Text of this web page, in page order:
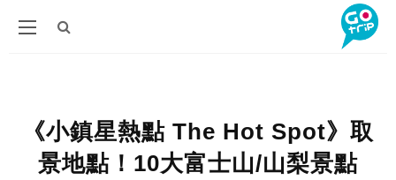
《小鎮星熱點 The Hot Spot》取
景地點！10大富士山/山梨景點